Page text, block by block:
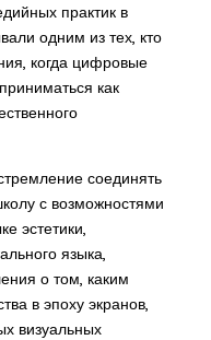
практик в
одним из тех, кто
когда цифровые
как
соединять
с возможностями
эстетики,
языка,
о том, каким
в эпоху экранов,
визуальных